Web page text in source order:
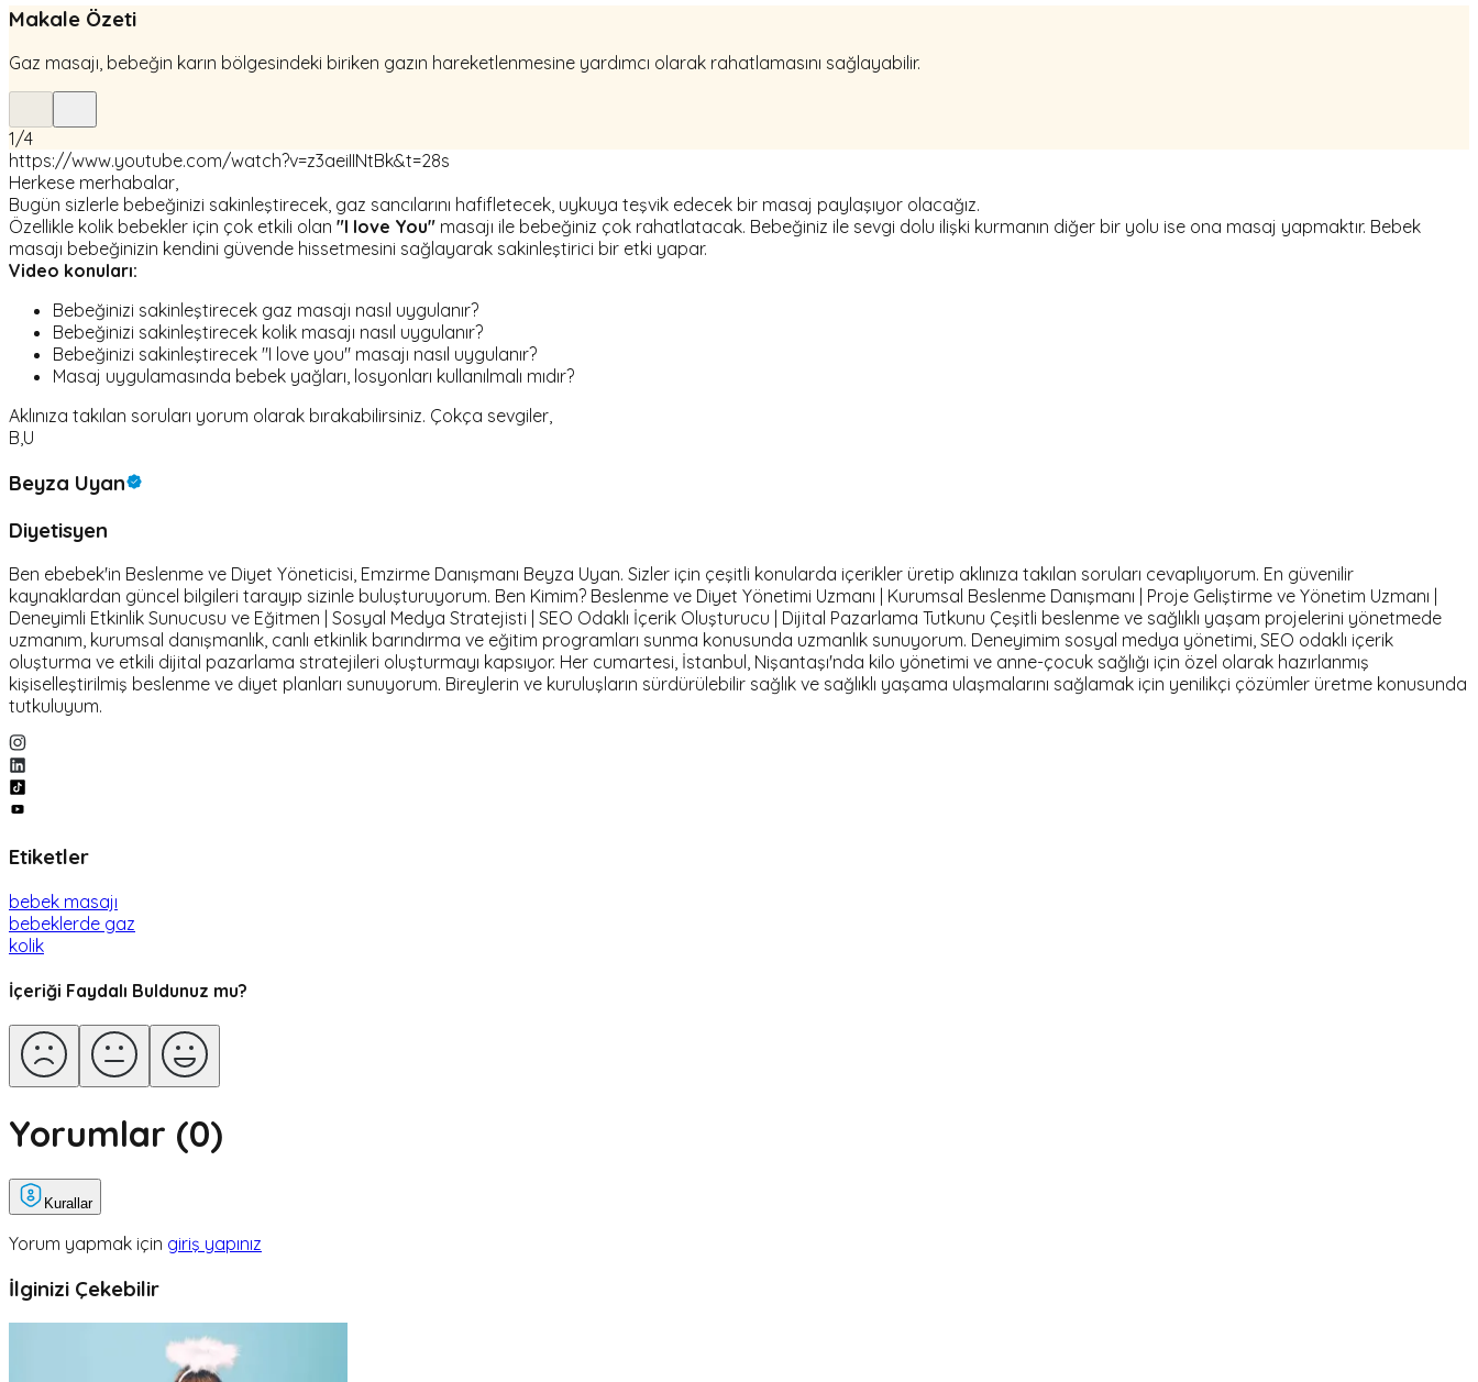
Makale Özeti
Gaz masajı, bebeğin karın bölgesindeki biriken gazın hareketlenmesine yardımcı olarak rahatlamasını sağlayabilir.
1/4
https://www.youtube.com/watch?v=z3aeiIINtBk&t=28s
Herkese merhabalar,
Bugün sizlerle bebeğinizi sakinleştirecek, gaz sancılarını hafifletecek, uykuya teşvik edecek bir masaj paylaşıyor olacağız.
Özellikle kolik bebekler için çok etkili olan "I love You" masajı ile bebeğiniz çok rahatlatacak. Bebeğiniz ile sevgi dolu ilişki kurmanın diğer bir yolu ise ona masaj yapmaktır. Bebek
masajı bebeğinizin kendini güvende hissetmesini sağlayarak sakinleştirici bir etki yapar.
Video konuları:
Bebeğinizi sakinleştirecek gaz masajı nasıl uygulanır?
Bebeğinizi sakinleştirecek kolik masajı nasıl uygulanır?
Bebeğinizi sakinleştirecek "I love you" masajı nasıl uygulanır?
Masaj uygulamasında bebek yağları, losyonları kullanılmalı mıdır?
Aklınıza takılan soruları yorum olarak bırakabilirsiniz. Çokça sevgiler,
B,U
Beyza Uyan
Diyetisyen
Ben ebebek'in Beslenme ve Diyet Yöneticisi, Emzirme Danışmanı Beyza Uyan. Sizler için çeşitli konularda içerikler üretip aklınıza takılan soruları cevaplıyorum. En güvenilir
kaynaklardan güncel bilgileri tarayıp sizinle buluşturuyorum. Ben Kimim? Beslenme ve Diyet Yönetimi Uzmanı | Kurumsal Beslenme Danışmanı | Proje Geliştirme ve Yönetim Uzmanı |
Deneyimli Etkinlik Sunucusu ve Eğitmen | Sosyal Medya Stratejisti | SEO Odaklı İçerik Oluşturucu | Dijital Pazarlama Tutkunu Çeşitli beslenme ve sağlıklı yaşam projelerini yönetmede
uzmanım, kurumsal danışmanlık, canlı etkinlik barındırma ve eğitim programları sunma konusunda uzmanlık sunuyorum. Deneyimim sosyal medya yönetimi, SEO odaklı içerik
oluşturma ve etkili dijital pazarlama stratejileri oluşturmayı kapsıyor. Her cumartesi, İstanbul, Nişantaşı'nda kilo yönetimi ve anne-çocuk sağlığı için özel olarak hazırlanmış
kişiselleştirilmiş beslenme ve diyet planları sunuyorum. Bireylerin ve kuruluşların sürdürülebilir sağlık ve sağlıklı yaşama ulaşmalarını sağlamak için yenilikçi çözümler üretme konusunda
tutkuluyum.
Etiketler
bebek masajı
bebeklerde gaz
kolik
İçeriği Faydalı Buldunuz mu?
Yorumlar (0)
Kurallar
Yorum yapmak için giriş yapınız
İlginizi Çekebilir